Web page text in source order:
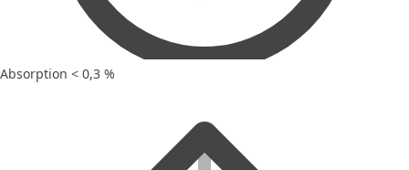
Absorption < 0,3 %